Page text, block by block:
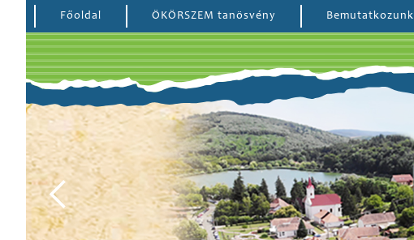
Főoldal ÖKÖRSZEM tanösvény Bemutatkozunk